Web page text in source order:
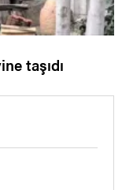
taşıdı